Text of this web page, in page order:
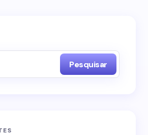
e-mail não será publicado.
Pesquisar